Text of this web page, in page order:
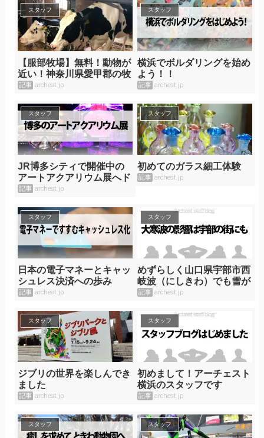
スタッフ
【服部牧場】無料！動物が
近い！神奈川県愛甲郡の牧
場
記事 archest.jp
スタッフ
横浜でボルダリングを始め
よう！！
記事 archest.jp
スタッフ
JR博多シティで開催中の
アートアクアリウム展へド
ライブ
記事 archest.jp
スタッフ
初めてのガラス細工体験
記事 archest.jp
スタッフ
日本の電子マネーとキャッ
シュレス決済への歩み
記事 archest.jp
スタッフ
めずらしく山口県宇部市西
岐波（にしきわ）でも雪が
降りました！
記事 archest.jp
スタッフ
ジブリの世界を楽しんでき
ました
記事 archest.jp
スタッフ
初めまして！アーチェスト
横浜のスタッフです
記事 archest.jp
スタッフ スタッフ